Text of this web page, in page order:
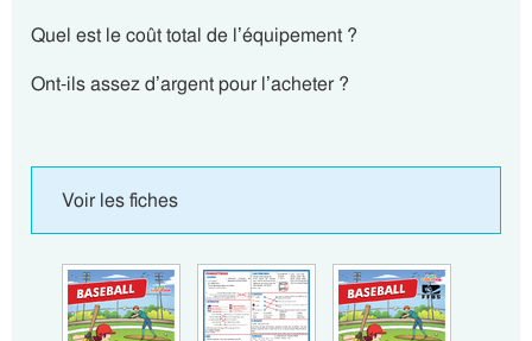
Quel est le coût total de l’équipement ?
Ont-ils assez d’argent pour l’acheter ?
Voir les fiches